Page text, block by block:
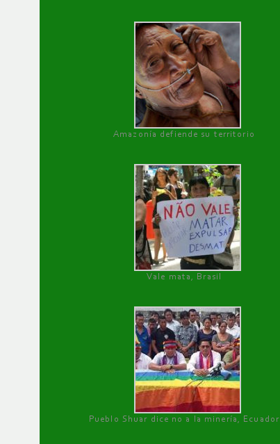
Amazonía defiende su territorio
Vale mata, Brasil
Pueblo Shuar dice no a la minería, Ecuador